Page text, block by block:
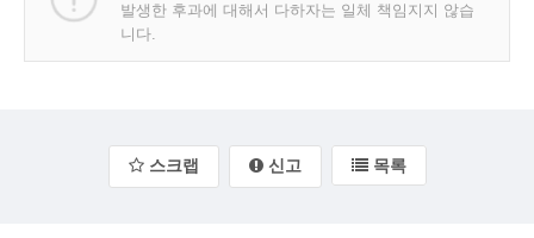
발생한 후과에 대해서 다하자는 일체 책임지지 않습
니다.
스크랩 신고 목록